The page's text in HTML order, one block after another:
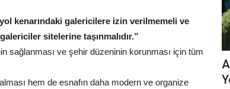
kenarındaki galericilere izin verilmemeli ve
sitelerine taşınmalıdır.”
sağlanması ve şehir düzeninin korunması için tüm
hem de esnafın daha modern ve organize
Yolları Yenileniyor